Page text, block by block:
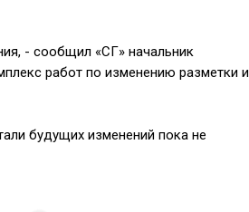
- сообщил «СГ» начальник
работ по изменению разметки и
будущих изменений пока не